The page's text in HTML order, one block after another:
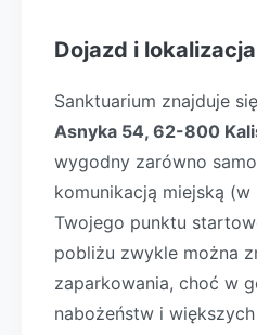
Dojazd i
Sanktuarium znajduje
Asnyka 54, 62-800
wygodny zarówno
komunikacją miejską
Twojego punktu
pobliżu zwykle można
zaparkowania, choć w
nabożeństw i